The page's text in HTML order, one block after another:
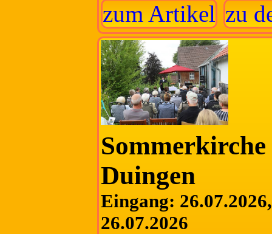
zum Artikel zu
Duingen
Eingang:
26.07.2026